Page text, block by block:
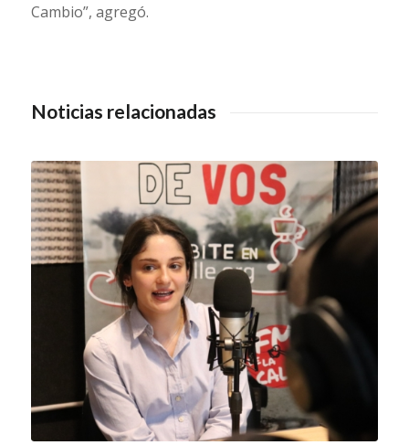
Cambio”, agregó.
Noticias relacionadas